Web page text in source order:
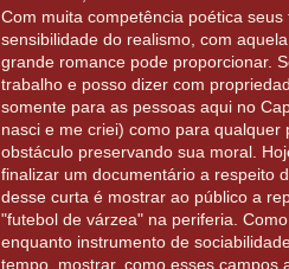
Com muita competência poética
sensibilidade do realismo, com
grande romance pode proporcionar.
trabalho e posso dizer com
somente para as pessoas aqui no
nasci e me criei) como para
obstáculo preservando sua moral.
finalizar um documentário a respeito
desse curta é mostrar ao público a
"futebol de várzea" na periferia.
enquanto instrumento de
tempo, mostrar, como esses campos